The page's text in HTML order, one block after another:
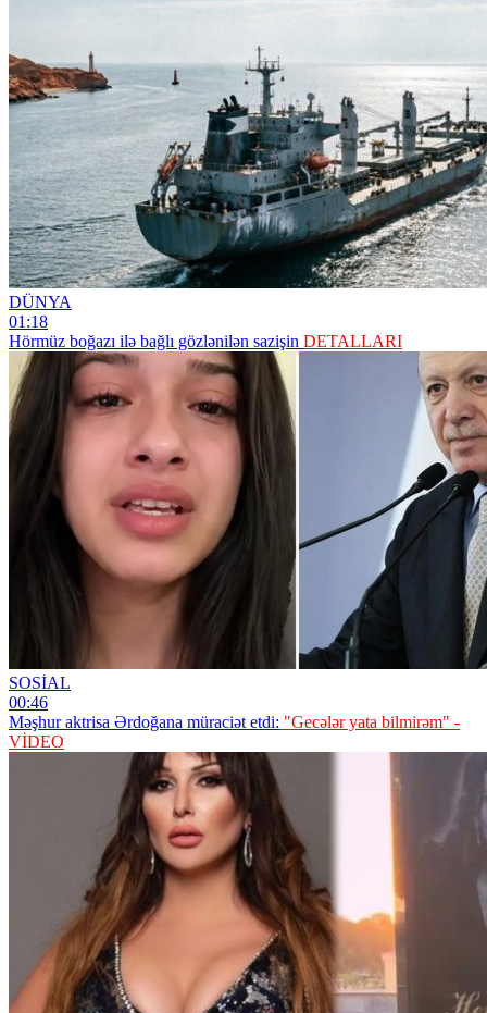
DÜNYA
01:18
Hörmüz boğazı ilə bağlı gözlənilən sazişin DETALLARI
SOSİAL
00:46
Məşhur aktrisa Ərdoğana müraciət etdi: "Gecələr yata bilmirəm" -
VİDEO